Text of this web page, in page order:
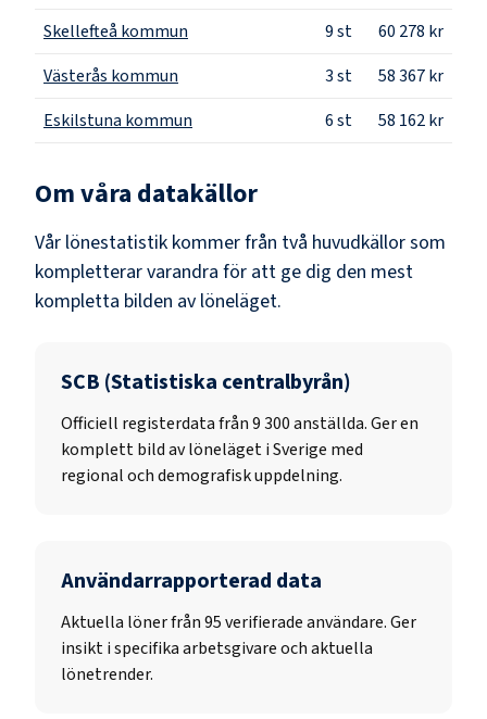
Skellefteå kommun
9st
60 278 kr
Västerås kommun
3st
58 367 kr
Eskilstuna kommun
6st 58 162 kr
Om våra datakällor
Vår lönestatistik kommer från två huvudkällor som
kompletterar varandra för att ge dig den mest
kompletta bilden av löneläget.
SCB (Statistiska centralbyrån)
Officiell registerdata från9 300anställda. Ger en
komplett bild av löneläget i Sverige med
regional och demografisk uppdelning.
Användarrapporterad data
Aktuella löner från 95 verifierade användare. Ger
insikt i specifika arbetsgivare och aktuella
lönetrender.